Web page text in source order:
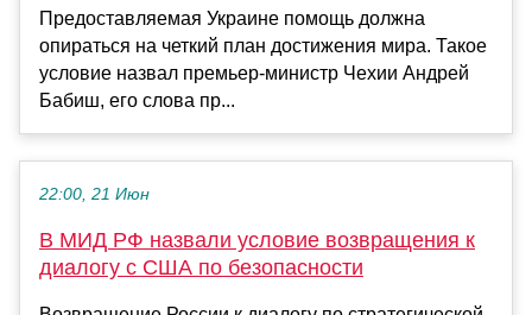
Предоставляемая Украине помощь должна
опираться на четкий план достижения мира. Такое
условие назвал премьер-министр Чехии Андрей
Бабиш, его слова пр...
22:00, 21 Июн
В МИД РФ назвали условие возвращения к
диалогу с США по безопасности